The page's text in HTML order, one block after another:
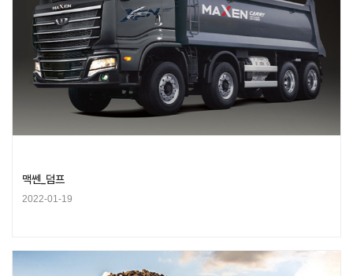
맥쎈_덤프
2022-01-19